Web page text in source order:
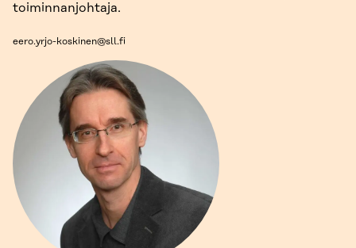
toiminnanjohtaja.
eero.yrjo-koskinen@sll.fi